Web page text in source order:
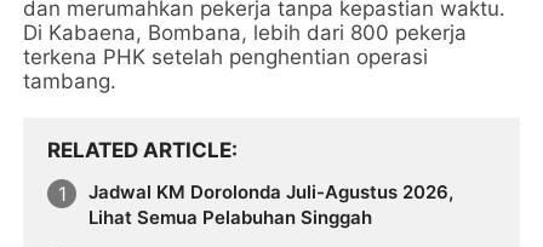
dan merumahkan pekerja tanpa kepastian waktu.
Di Kabaena, Bombana, lebih dari 800 pekerja
terkena PHK setelah penghentian operasi
tambang.
RELATED ARTICLE
Jadwal KM Dorolonda Juli-Agustus 2026,
Lihat Semua Pelabuhan Singgah